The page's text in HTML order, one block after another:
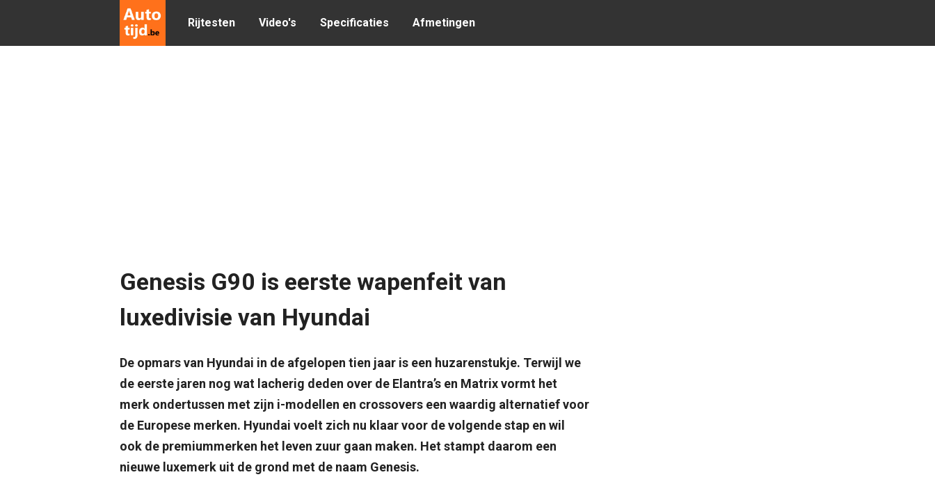
Rijtesten Video's Specificaties Afmetingen
Genesis G90 is eerste wapenfeit van
luxedivisie van Hyundai
De opmars van Hyundai in de afgelopen tien jaar is een huzarenstukje. Terwijl we
de eerste jaren nog wat lacherig deden over de Elantra’s en Matrix vormt het
merk ondertussen met zijn i-modellen en crossovers een waardig alternatief voor
de Europese merken. Hyundai voelt zich nu klaar voor de volgende stap en wil
ook de premiummerken het leven zuur gaan maken. Het stampt daarom een
nieuwe luxemerk uit de grond met de naam Genesis.